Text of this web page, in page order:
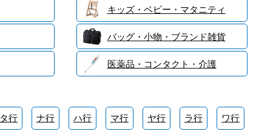
キッズ・ベビー・マタニティ
バッグ・小物・ブランド雑貨
医薬品・コンタクト・介護
タ行 ナ行 ハ行 マ行 ヤ行 ラ行 ワ行